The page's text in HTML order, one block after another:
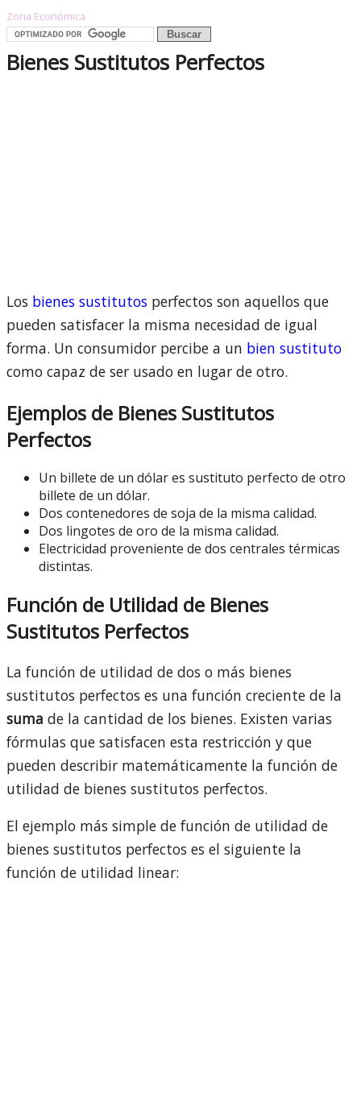
Zona Económica
Bienes Sustitutos Perfectos
Los bienes sustitutos perfectos son aquellos que
pueden satisfacer la misma necesidad de igual
forma. Un consumidor percibe a un bien sustituto
como capaz de ser usado en lugar de otro.
Ejemplos de Bienes Sustitutos
Perfectos
Un billete de un dólar es sustituto perfecto de otro
billete de un dólar.
Dos contenedores de soja de la misma calidad.
Dos lingotes de oro de la misma calidad.
Electricidad proveniente de dos centrales térmicas
distintas.
Función de Utilidad de Bienes
Sustitutos Perfectos
La función de utilidad de dos o más bienes
sustitutos perfectos es una función creciente de la
suma de la cantidad de los bienes. Existen varias
fórmulas que satisfacen esta restricción y que
pueden describir matemáticamente la función de
utilidad de bienes sustitutos perfectos.
El ejemplo más simple de función de utilidad de
bienes sustitutos perfectos es el siguiente la
función de utilidad linear: